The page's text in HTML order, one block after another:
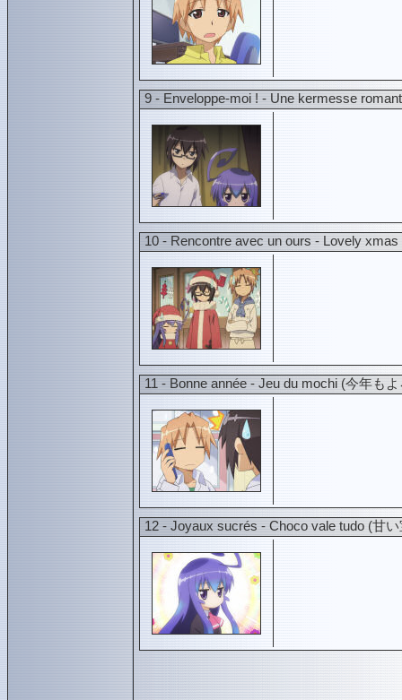
9 - Enveloppe-moi ! - Une kermesse
10 - Rencontre avec un ours - Lovely
11 - Bonne année - Jeu du mochi (今年も
12 - Joyaux sucrés - Choco vale tudo (甘